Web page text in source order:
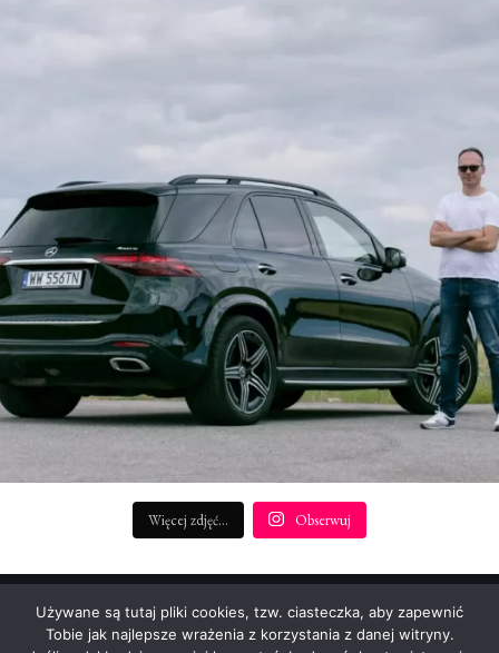
Więcej zdjęć... Obserwuj
REDAKTOR NACZELNY:
Patryk Rudnicki (p.rudnicki@startengine.pl)
Używane są tutaj pliki cookies, tzw. ciasteczka, aby zapewnić
Tobie jak najlepsze wrażenia z korzystania z danej witryny.